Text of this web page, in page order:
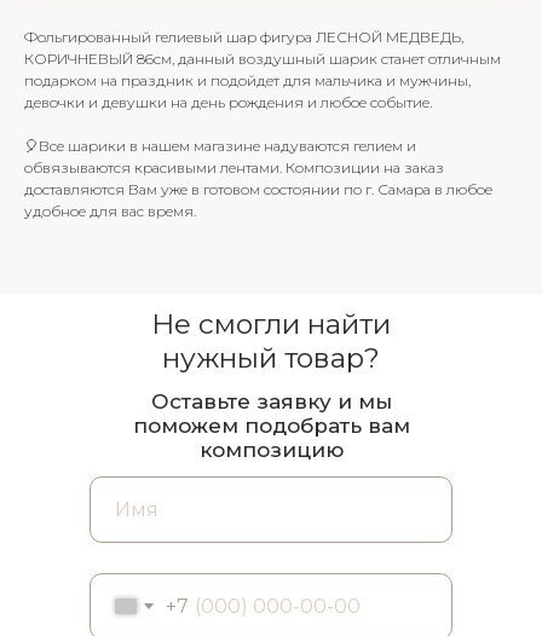
Фольгированный гелиевый шар фигура ЛЕСНОЙ МЕДВЕДЬ,
КОРИЧНЕВЫЙ 86см, данный воздушный шарик станет отличным
подарком на праздник и подойдет для мальчика и мужчины,
девочки и девушки на день рождения и любое событие.
🎈Все шарики в нашем магазине надуваются гелием и
обвязываются красивыми лентами. Композиции на заказ
доставляются Вам уже в готовом состоянии по г. Самара в любое
удобное для вас время.
+7
Не смогли найти
нужный товар?
Оставьте заявку и мы
поможем подобрать вам
композицию